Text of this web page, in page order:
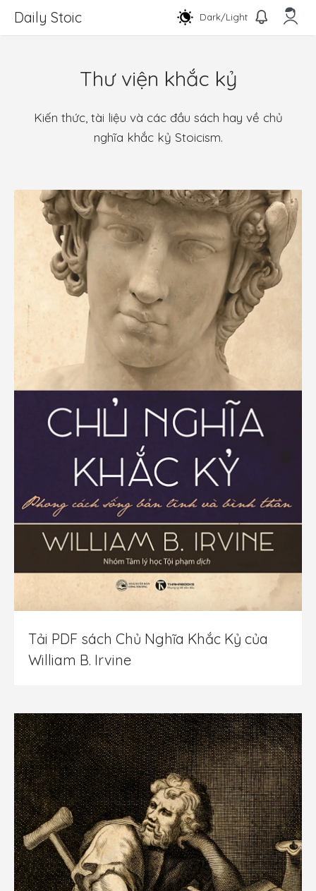
đến
Daily Stoic Dark/Light
Thư viện khắc kỷ
Kiến thức, tài liệu và các đầu sách hay về chủ
nghĩa khắc kỷ Stoicism.
Tải PDF sách Chủ Nghĩa Khắc Kỷ của
William B. Irvine